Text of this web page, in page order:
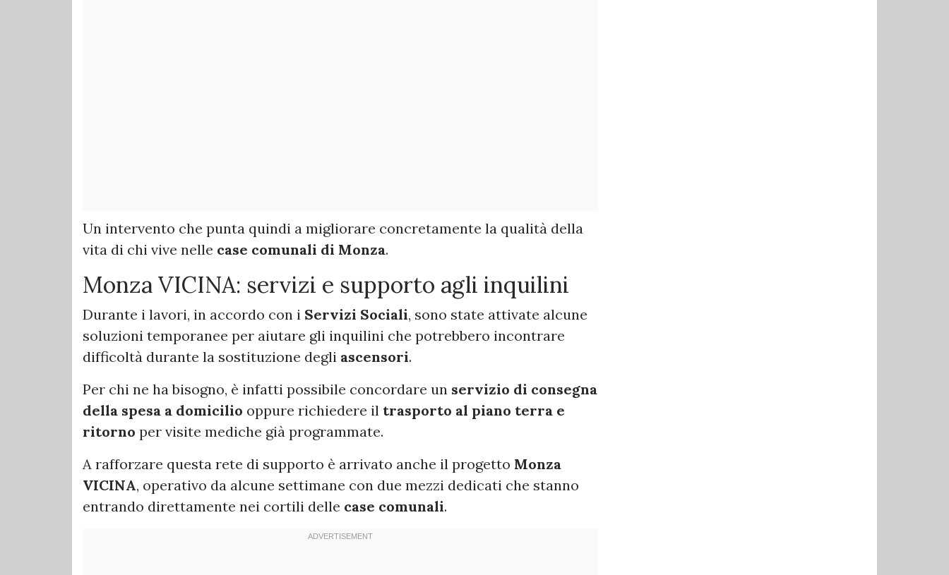
Un intervento che punta quindi a migliorare concretamente la qualità della
vita di chi vive nelle case comunali di Monza.
Monza VICINA: servizi e supporto agli inquilini
Durante i lavori, in accordo con i Servizi Sociali, sono state attivate alcune
soluzioni temporanee per aiutare gli inquilini che potrebbero incontrare
difficoltà durante la sostituzione degli ascensori.
Per chi ne ha bisogno, è infatti possibile concordare un servizio di consegna
della spesa a domicilio oppure richiedere il trasporto al piano terra e
ritorno per visite mediche già programmate.
A rafforzare questa rete di supporto è arrivato anche il progetto Monza
VICINA, operativo da alcune settimane con due mezzi dedicati che stanno
entrando direttamente nei cortili delle case comunali.